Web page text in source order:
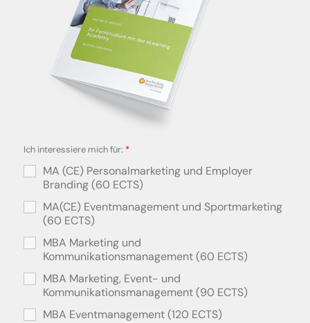
Ich interessiere mich für: *
MA (CE) Personalmarketing und Employer
Branding (60 ECTS)
MA(CE) Eventmanagement und Sportmarketing
(60 ECTS)
MBA Marketing und
Kommunikationsmanagement (60 ECTS)
MBA Marketing, Event- und
Kommunikationsmanagement (90 ECTS)
MBA Eventmanagement (120 ECTS)